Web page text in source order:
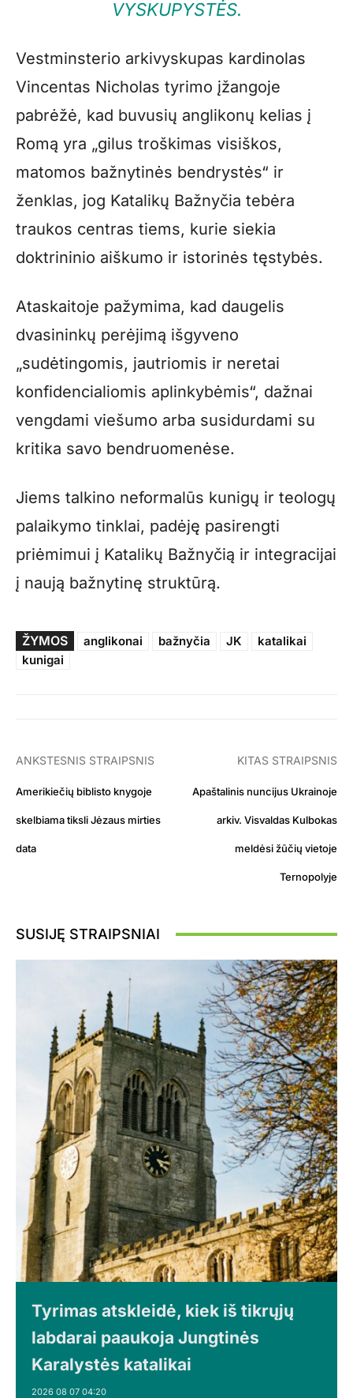
VYSKUPYSTĖS.
Vestminsterio arkivyskupas kardinolas
Vincentas Nicholas tyrimo įžangoje
pabrėžė, kad buvusių anglikonų kelias į
Romą yra „gilus troškimas visiškos,
matomos bažnytinės bendrystės“ ir
ženklas, jog Katalikų Bažnyčia tebėra
traukos centras tiems, kurie siekia
doktrininio aiškumo ir istorinės tęstybės.
Ataskaitoje pažymima, kad daugelis
dvasininkų perėjimą išgyveno
„sudėtingomis, jautriomis ir neretai
konfidencialiomis aplinkybėmis“, dažnai
vengdami viešumo arba susidurdami su
kritika savo bendruomenėse.
Jiems talkino neformalūs kunigų ir teologų
palaikymo tinklai, padėję pasirengti
priėmimui į Katalikų Bažnyčią ir integracijai
į naują bažnytinę struktūrą.
ŽYMOS anglikonai bažnyčia JK
katalikai
kunigai
ANKSTESNIS STRAIPSNIS
Amerikiečių biblisto knygoje
skelbiama tiksli Jėzaus mirties
data
KITAS STRAIPSNIS
Apaštalinis nuncijus Ukrainoje
arkiv. Visvaldas Kulbokas
meldėsi žūčių vietoje
Ternopolyje
SUSIJĘ STRAIPSNIAI
Tyrimas atskleidė, kiek iš tikrųjų
labdarai paaukoja Jungtinės
Karalystės katalikai
2026 08 07 04:20